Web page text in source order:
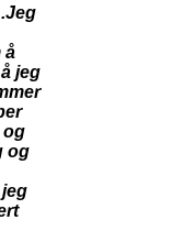
å
jeg
og
og